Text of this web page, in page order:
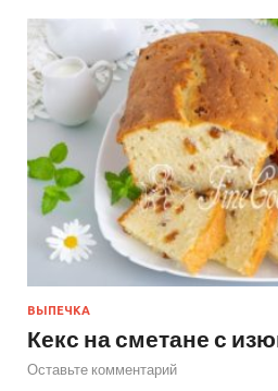
ВЫПЕЧКА
Кекс на сметане с
Оставьте комментарий